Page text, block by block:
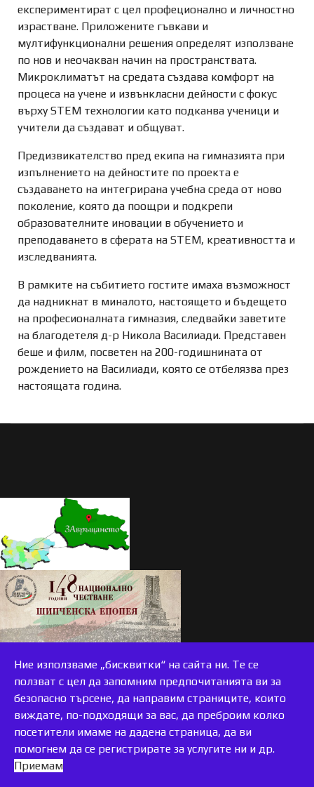
експериментират с цел профеционално и личностно
израстване. Приложените гъвкави и
мултифункционални решения определят използване
по нов и неочакван начин на пространствата.
Микроклиматът на средата създава комфорт на
процеса на учене и извънкласни дейности с фокус
върху STEM технологии като подканва ученици и
учители да създават и общуват.
Предизвикателство пред екипа на гимназията при
изпълнението на дейностите по проекта е
създаването на интегрирана учебна среда от ново
поколение, която да поощри и подкрепи
образователните иновации в обучението и
преподаването в сферата на STEM, креативността и
изследванията.
В рамките на събитието гостите имаха възможност
да надникнат в миналото, настоящето и бъдещето
на професионалната гимназия, следвайки заветите
на благодетеля д-р Никола Василиади. Представен
беше и филм, посветен на 200-годишнината от
рождението на Василиади, която се отбелязва през
настоящата година.
Ние използваме „бисквитки“ на сайта ни. Те се
ползват с цел да запомним предпочитанията ви за
безопасно търсене, да направим страниците, които
виждате, по-подходящи за вас, да преброим колко
посетители имаме на дадена страница, да ви
помогнем да се регистрирате за услугите ни и др.
Приемам
accessible